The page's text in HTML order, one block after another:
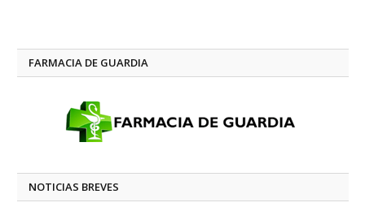
FARMACIA DE GUARDIA
NOTICIAS BREVES